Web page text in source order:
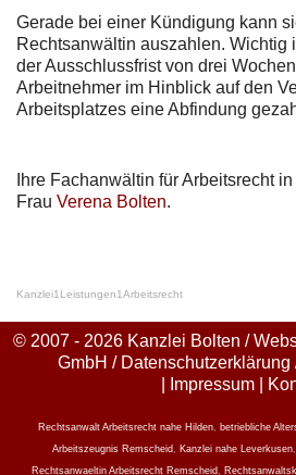
Gerade bei einer Kündigung kann
Rechtsanwältin auszahlen. Wichtig
der Ausschlussfrist von drei
Arbeitnehmer im Hinblick auf den
Arbeitsplatzes eine Abfindung
Ihre Fachanwältin für Arbeitsrecht
Frau Verena Bolten.
Kanzlei1 Leistungen1Arbeitsrecht
© 2007 - 2026 Kanzlei Bolten /
GmbH / Datenschutzerklärung
Impressum
Rechtsanwalt Arbeitsrecht nahe Hilden, betriebliche
Arbeitszeugnis Remscheid
Kanzlei nahe Leverkusen,
Rechtsanwaeltin Arbeitsrecht Remscheid